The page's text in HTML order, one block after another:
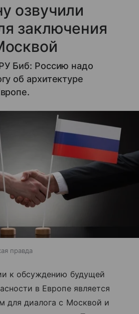
озвучили
заключения
Биб: Россию надо
об архитектуре
правда
к обсуждению будущей
в Европе является
для диалога с Москвой и